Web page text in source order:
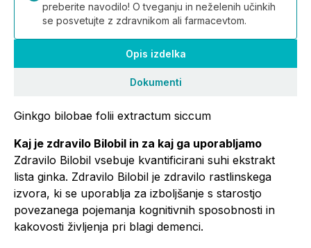
preberite navodilo! O tveganju in neželenih učinkih
se posvetujte z zdravnikom ali farmacevtom.
Opis izdelka
Dokumenti
Ginkgo bilobae folii extractum siccum
Kaj je zdravilo Bilobil in za kaj ga uporabljamo
Zdravilo Bilobil vsebuje kvantificirani suhi ekstrakt
lista ginka. Zdravilo Bilobil je zdravilo rastlinskega
izvora, ki se uporablja za izboljšanje s starostjo
povezanega pojemanja kognitivnih sposobnosti in
kakovosti življenja pri blagi demenci.